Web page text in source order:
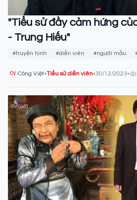
"Tiểu sử đầy cảm hứng
- Trung Hiếu"
#truyền hình #diễn viên #người mẫu
CV Công Việt•Tiểu sử diễn viên•30/12/2023•